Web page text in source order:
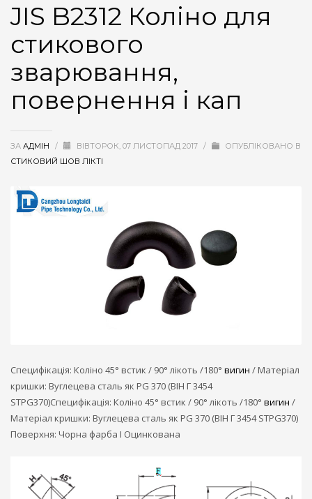
JIS B2312 Коліно для
стикового
зварювання,
повернення і кап
ЗА АДМІН / ВІВТОРОК, 07 ЛИСТОПАД 2017 /
ОПУБЛІКОВАНО В
СТИКОВИЙ ШОВ ЛІКТІ
Специфікація: Коліно 45° встик / 90° лікоть /180° вигин / Матеріал
кришки: Вуглецева сталь як PG 370 (ВІН Г 3454
STPG370)Специфікація: Коліно 45° встик / 90° лікоть /180° вигин /
Матеріал кришки: Вуглецева сталь як PG 370 (ВІН Г 3454 STPG370)
Поверхня: Чорна фарба I ​​Оцинкована